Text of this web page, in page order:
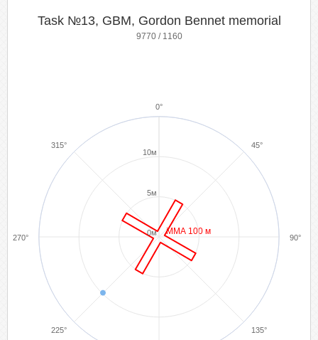
ММА 100 м
Task №13, GBM, Gordon Bennet memorial
9770 / 1160
0°
45°
90°
135°
225°
270°
315°
0м
5м
10м